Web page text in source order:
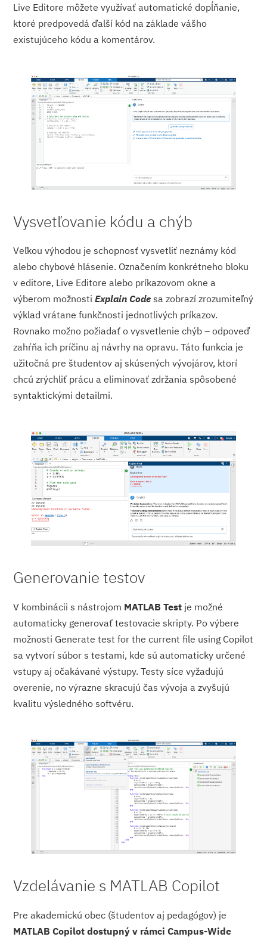
Live Editore môžete využívať automatické dopĺňanie,
ktoré predpovedá ďalší kód na základe vášho
existujúceho kódu a komentárov.
Vysvetľovanie kódu a chýb
Veľkou výhodou je schopnosť vysvetliť neznámy kód
alebo chybové hlásenie. Označením konkrétneho bloku
v editore, Live Editore alebo príkazovom okne a
výberom možnostiExplain Code sa zobrazí zrozumiteľný
výklad vrátane funkčnosti jednotlivých príkazov.
Rovnako možno požiadať o vysvetlenie chýb – odpoveď
zahŕňa ich príčinu aj návrhy na opravu. Táto funkcia je
užitočná pre študentov aj skúsených vývojárov, ktorí
chcú zrýchliť prácu a eliminovať zdržania spôsobené
syntaktickými detailmi.
Generovanie testov
V kombinácii s nástrojom MATLAB Test je možné
automaticky generovať testovacie skripty. Po výbere
možnosti Generate test for the current file using Copilot
sa vytvorí súbor s testami, kde sú automaticky určené
vstupy aj očakávané výstupy. Testy síce vyžadujú
overenie, no výrazne skracujú čas vývoja a zvyšujú
kvalitu výsledného softvéru.
Vzdelávanie s MATLAB Copilot
Pre akademickú obec (študentov aj pedagógov) je
MATLAB Copilot dostupný v rámci Campus-Wide